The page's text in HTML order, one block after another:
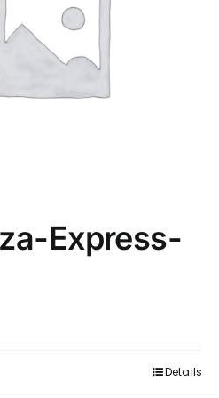
Express-
Details